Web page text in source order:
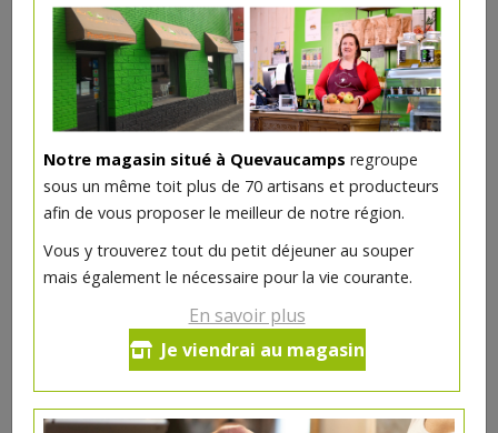
Notre magasin situé à Quevaucamps regroupe
sous un même toit plus de 70 artisans et producteurs
afin de vous proposer le meilleur de notre région.
Vous y trouverez tout du petit déjeuner au souper
mais également le nécessaire pour la vie courante.
En savoir plus
Je viendrai au magasin
Lentilles corail bio 500g Priméal
- 1 +